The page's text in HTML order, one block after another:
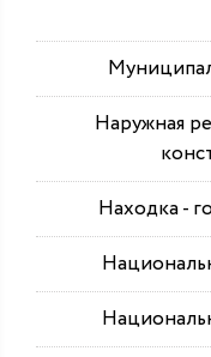
Наружная
Находка -